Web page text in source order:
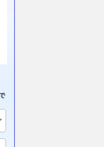
ングボードも
「タウンエー
円からの車中
Web